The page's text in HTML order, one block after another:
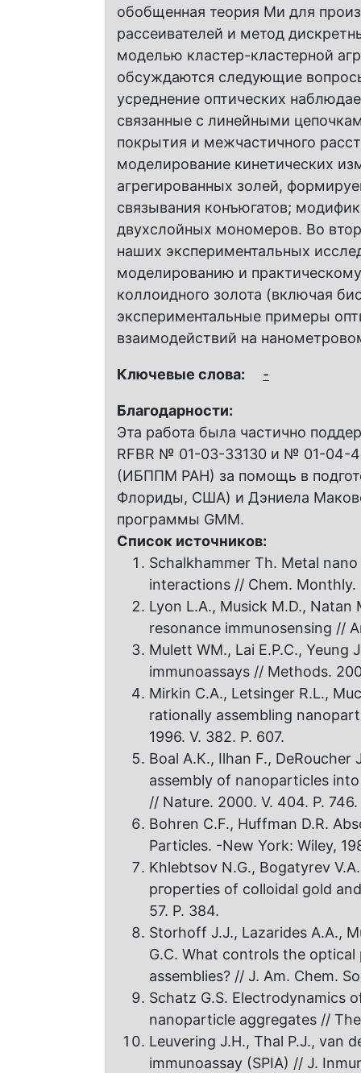
обобщенная теория Ми для
рассеивателей и метод
моделью кластер-кластерной
обсуждаются следующие
усреднение оптических
связанные с линейными
покрытия и межчастичного
моделирование кинетических
агрегированных золей,
связывания конъюгатов;
двухслойных мономеров. Во
наших экспериментальных
моделированию и
коллоидного золота (включая
экспериментальные примеры
взаимодействий на
Ключевые слова: -
Благодарности:
Эта работа была частично
RFBR № 01-03-33130 и № 01-04-
(ИБППМ РАН) за помощь в
Флориды, США) и Дэниела
программы GMM.
Список источников:
Schalkhammer Th. Metal
interactions // Chem. Monthly.
Lyon L.А., Musick M.D.,
resonance immunosensing //
Mulett WM., Lai E.P.C.,
immunoassays // Methods.
Mirkin C.A., Letsinger R.L.,
rationally assembling
1996. V. 382. P. 607.
Boal А.К., Ilhan F., DeRoucher
assembly оf nanoparticles
// Nature. 2000. V. 404. P. 746.
Bohren C.F., Huffman D.R.
Particles. -New York: Wiley,
Khlebtsov N.G., Bogatyrev
ргоperties оf colloidal gold
57. P. 384.
Storhoff J.J., Lazarides A.A.,
G.C. What controls the
assemblies? // J. Am. Chem.
Schatz G.S. Electrodynamics
nanoparticle aggregates //
Leuvering J.H., Thal P.J., van
immunoassay (SPIA) // J.